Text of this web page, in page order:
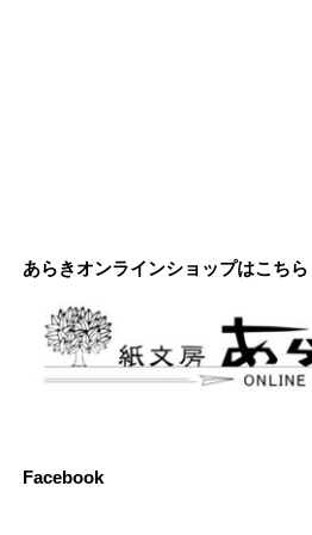
あらきオンラインショップはこちら
Facebook